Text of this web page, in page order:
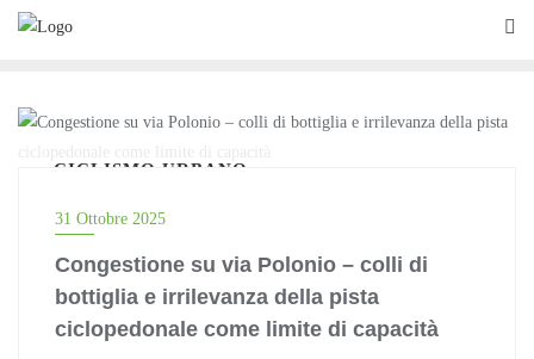
Skip
CICLISMO URBANO
31 Ottobre 2025
Congestione su via Polonio – colli di
bottiglia e irrilevanza della pista
ciclopedonale come limite di capacità